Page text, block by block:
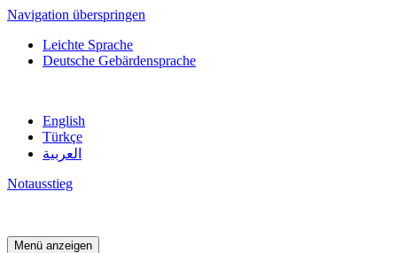
Navigation überspringen
Leichte Sprache
Deutsche Gebärdensprache
English
Türkçe
العربية
Notausstieg
Menü anzeigen